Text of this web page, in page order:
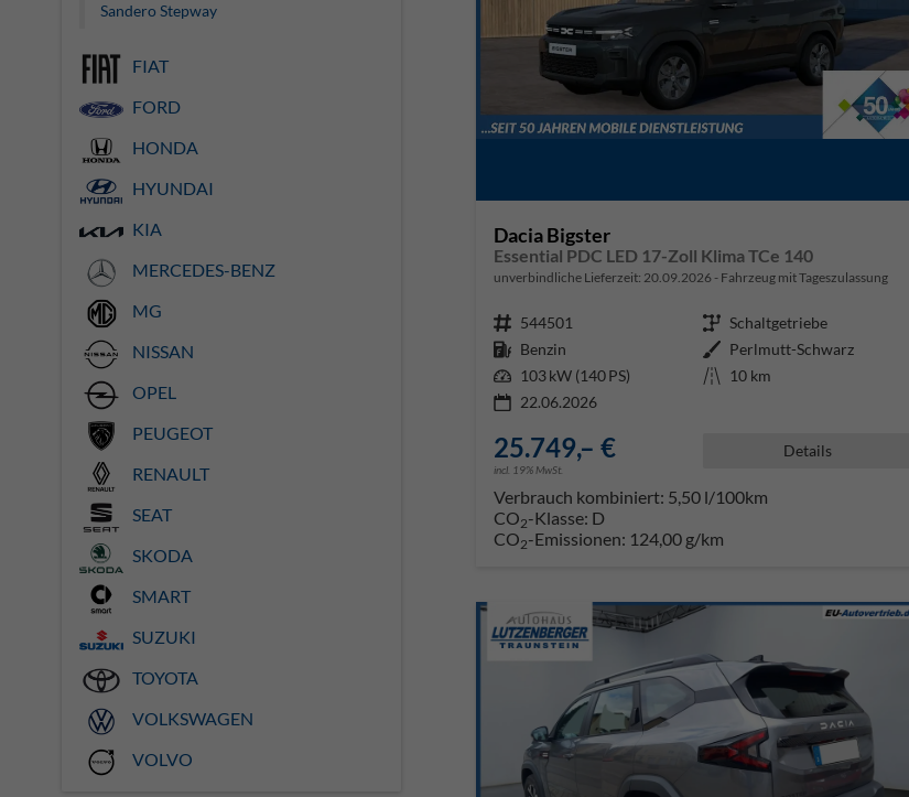
Dacia Bigster
Essential PDC LED 17-Zoll Klima TCe 140
unverbindliche Lieferzeit: 20.09.2026 Fahrzeug mit Tageszulassung
Fahrzeugnr. 544501 Getriebe Schaltgetriebe
Kraftstoff Benzin Außenfarbe Perlmutt-Schwarz
Leistung 103 kW (140 PS) Kilometerstand 10 km
22.06.2026
25.749,– €
incl. 19% MwSt.
Details
Verbrauch kombiniert: 5,50 l/100km
CO2-Klasse: D
CO2-Emissionen: 124,00 g/km
Sandero Stepway
FIAT
FORD
HONDA
HYUNDAI
KIA
MERCEDES-BENZ
MG
NISSAN
OPEL
PEUGEOT
RENAULT
SEAT
SKODA
SMART
SUZUKI
TOYOTA
VOLKSWAGEN
VOLVO